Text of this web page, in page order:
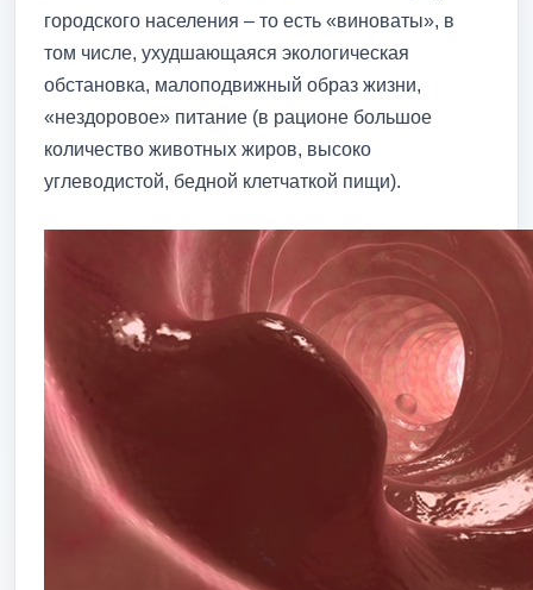
городского населения – то есть «виноваты», в
том числе, ухудшающаяся экологическая
обстановка, малоподвижный образ жизни,
«нездоровое» питание (в рационе большое
количество животных жиров, высоко
углеводистой, бедной клетчаткой пищи).